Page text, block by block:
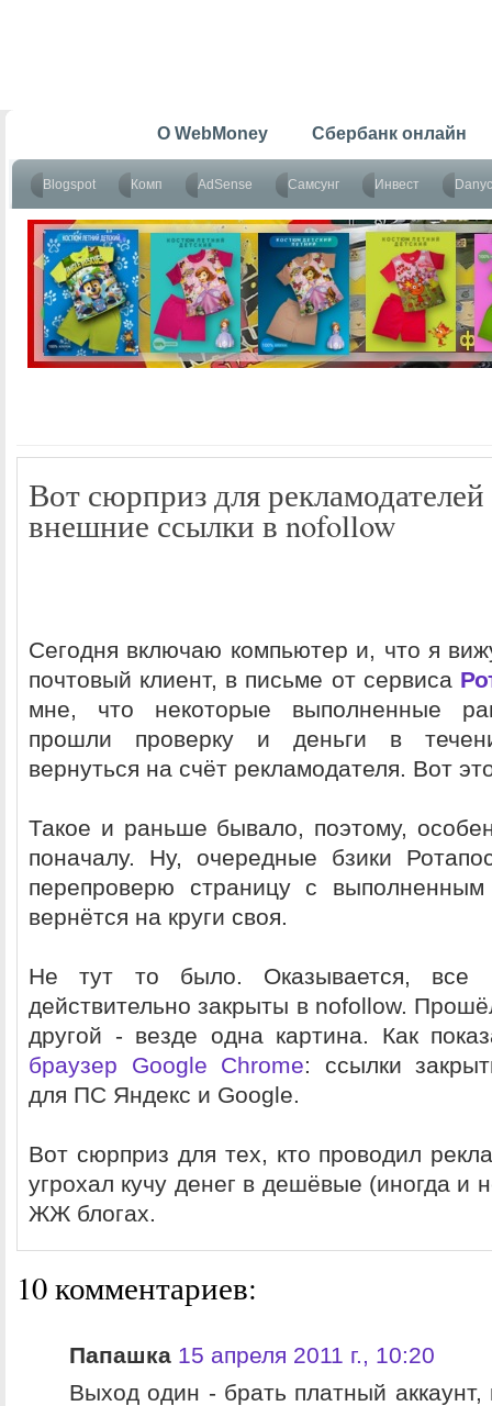
O WebMoney Сбербанк онлайн
Blogspot Комп AdSense Самсунг Инвест
Вот сюрприз для
внешние ссылки в nofollow
Сегодня включаю компьютер и, что я
почтовый клиент, в письме от сервиса
мне, что некоторые выполненные
прошли проверку и деньги в
вернуться на счёт рекламодателя. Вот
Такое и раньше бывало, поэтому,
поначалу. Ну, очередные бзики
перепроверю страницу с
вернётся на круги своя.
Не тут то было. Оказывается, все
действительно закрыты в nofollow.
другой - везде одна картина. Как
браузер Google Chrome: ссылки
для ПС Яндекс и Google.
Вот сюрприз для тех, кто проводил
угрохал кучу денег в дешёвые (иногда и
ЖЖ блогах.
10 комментариев:
Папашка 15 апреля 2011 г., 10:20
Выход один - брать платный аккаунт,